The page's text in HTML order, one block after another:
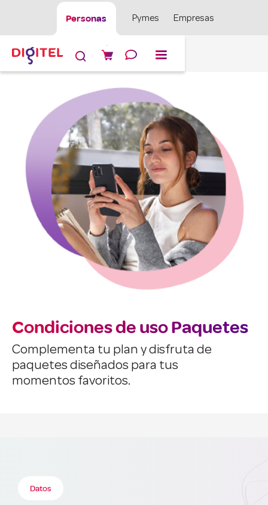
Personas Pymes Empresas

Condiciones de uso Paquetes
Complementa tu plan y disfruta de
paquetes diseñados para tus
momentos favoritos.
Datos